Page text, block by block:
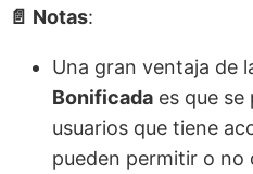
📄 Notas:
Una gran ventaja de
Bonificada es que
usuarios que tiene
pueden permitir o no